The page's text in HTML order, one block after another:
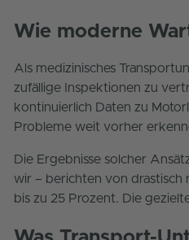
Wie moderne
Als medizinisches
zufällige Inspektionen zu
kontinuierlich Daten zu
Probleme weit vorher
Die Ergebnisse solcher
wir – berichten von drastisch
bis zu 25 Prozent. Die